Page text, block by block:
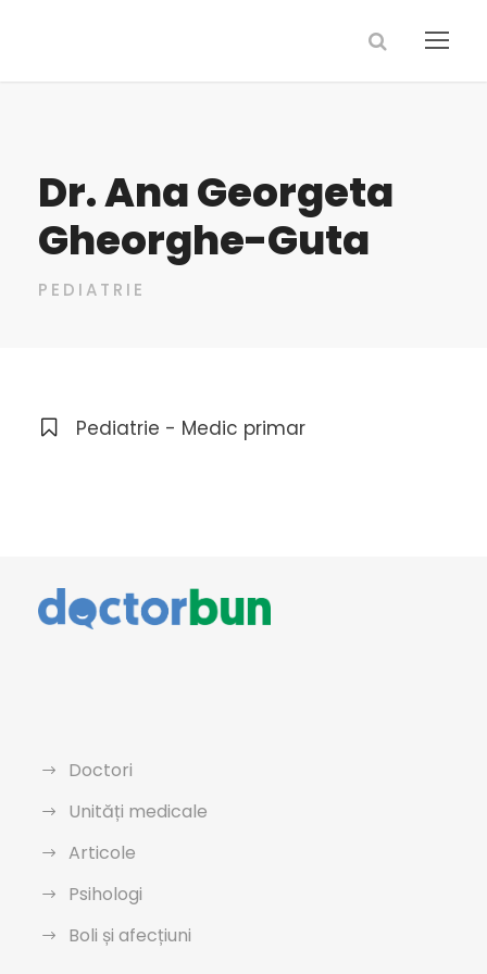
Dr. Ana Georgeta
Gheorghe-Guta
PEDIATRIE
Pediatrie - Medic primar
Doctori
Unități medicale
Articole
Psihologi
Boli și afecțiuni